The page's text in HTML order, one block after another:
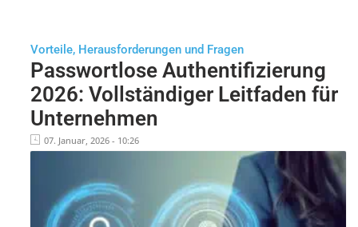
Vorteile, Herausforderungen und Fragen
Passwortlose Authentifizierung
2026: Vollständiger Leitfaden für
Unternehmen
07. Januar, 2026 - 10:26